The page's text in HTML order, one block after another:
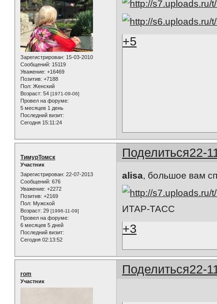
Зарегистрирован: 15-03-2010
Сообщений: 15119
Уважение: +16469
Позитив: +7188
Пол: Женский
Возраст: 54 [1971-09-06]
Провел на форуме:
5 месяцев 1 день
Последний визит:
Сегодня 15:11:24
+5
Поделиться22-
ТимурТомск
Участник
Зарегистрирован: 22-07-2013
Сообщений: 676
Уважение: +2272
Позитив: +2169
Пол: Мужской
Возраст: 29 [1996-11-09]
Провел на форуме:
6 месяцев 5 дней
Последний визит:
Сегодня 02:13:52
alisa, большое вам
ИТАР-ТАСС
+3
Поделиться22-
rom
Участник